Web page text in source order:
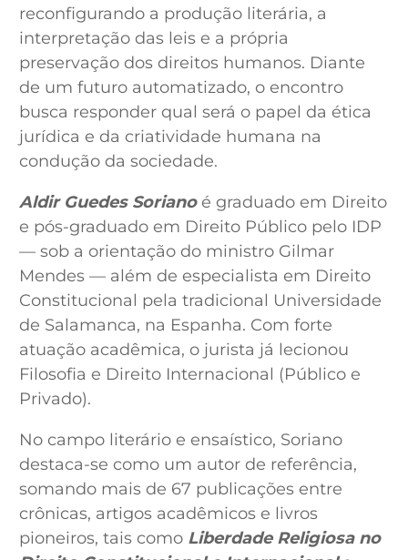
reconfigurando a produção literária, a
interpretação das leis e a própria
preservação dos direitos humanos. Diante
de um futuro automatizado, o encontro
busca responder qual será o papel da ética
jurídica e da criatividade humana na
condução da sociedade.
Aldir Guedes Sorianoé graduado em Direito
e pós-graduado em Direito Público pelo IDP
— sob a orientação do ministro Gilmar
Mendes — além de especialista em Direito
Constitucional pela tradicional Universidade
de Salamanca, na Espanha. Com forte
atuação acadêmica, o jurista já lecionou
Filosofia e Direito Internacional (Público e
Privado).
No campo literário e ensaístico, Soriano
destaca-se como um autor de referência,
somando mais de 67 publicações entre
crônicas, artigos acadêmicos e livros
pioneiros, tais como Liberdade Religiosa no